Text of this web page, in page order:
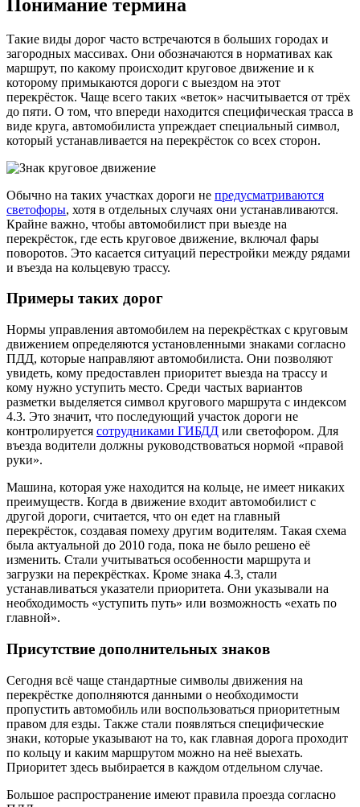
Понимание термина
Такие виды дорог часто встречаются в больших городах и
загородных массивах. Они обозначаются в нормативах как
маршрут, по какому происходит круговое движение и к
которому примыкаются дороги с выездом на этот
перекрёсток. Чаще всего таких «веток» насчитывается от трёх
до пяти. О том, что впереди находится специфическая трасса в
виде круга, автомобилиста упреждает специальный символ,
который устанавливается на перекрёсток со всех сторон.
Обычно на таких участках дороги не предусматриваются
светофоры, хотя в отдельных случаях они устанавливаются.
Крайне важно, чтобы автомобилист при выезде на
перекрёсток, где есть круговое движение, включал фары
поворотов. Это касается ситуаций перестройки между рядами
и въезда на кольцевую трассу.
Примеры таких дорог
Нормы управления автомобилем на перекрёстках с круговым
движением определяются установленными знаками согласно
ПДД, которые направляют автомобилиста. Они позволяют
увидеть, кому предоставлен приоритет выезда на трассу и
кому нужно уступить место. Среди частых вариантов
разметки выделяется символ кругового маршрута с индексом
4.3. Это значит, что последующий участок дороги не
контролируется сотрудниками ГИБДД или светофором. Для
въезда водители должны руководствоваться нормой «правой
руки».
Машина, которая уже находится на кольце, не имеет никаких
преимуществ. Когда в движение входит автомобилист с
другой дороги, считается, что он едет на главный
перекрёсток, создавая помеху другим водителям. Такая схема
была актуальной до 2010 года, пока не было решено её
изменить. Стали учитываться особенности маршрута и
загрузки на перекрёстках. Кроме знака 4.3, стали
устанавливаться указатели приоритета. Они указывали на
необходимость «уступить путь» или возможность «ехать по
главной».
Присутствие дополнительных знаков
Сегодня всё чаще стандартные символы движения на
перекрёстке дополняются данными о необходимости
пропустить автомобиль или воспользоваться приоритетным
правом для езды. Также стали появляться специфические
знаки, которые указывают на то, как главная дорога проходит
по кольцу и каким маршрутом можно на неё выехать.
Приоритет здесь выбирается в каждом отдельном случае.
Большое распространение имеют правила проезда согласно